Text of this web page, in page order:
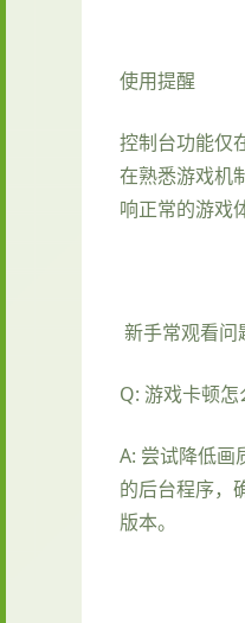
使用提醒
控制台功能仅
在熟悉游戏机
响正常的游戏
新手常观看问
Q: 游戏卡顿怎
A: 尝试降低画
的后台程序，
版本。